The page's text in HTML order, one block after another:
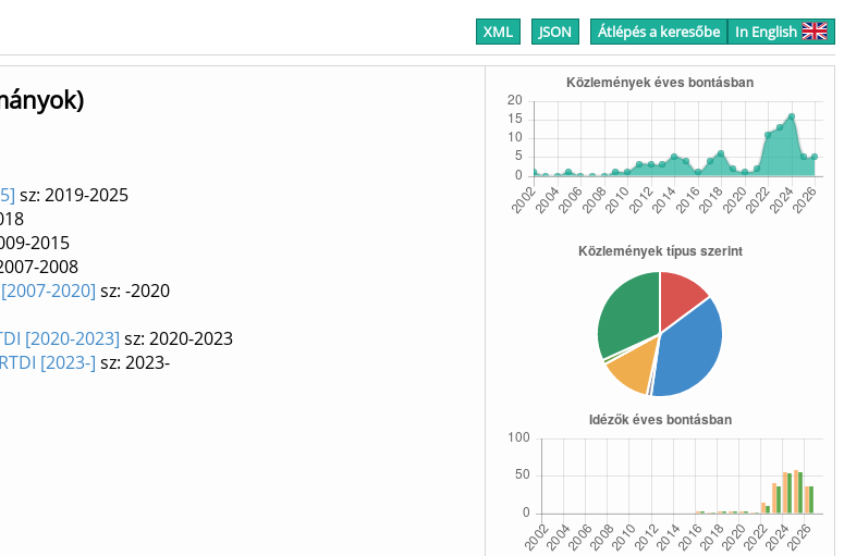
XML JSON Átlépés a keresőbe In English
sz: 2019-2025
2015
2008
2020] sz: -2020
[2020-2023] sz: 2020-2023
[2023-] sz: 2023-